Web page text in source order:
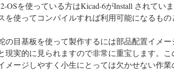
OSを使っている方はKicad-6がInstall されてい
を使ってコンパイルすれば利用可能になるもの
の目基板を使って製作するには部品配置イメ
現実的に見られますので非常に重宝します。
メージしやすく小生にとっては欠かせない作業